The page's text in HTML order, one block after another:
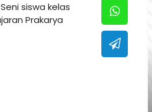
siswa kelas
Prakarya